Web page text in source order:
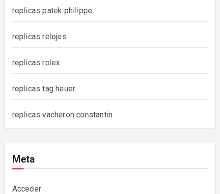
replicas patek philippe
replicas relojes
replicas rolex
replicas tag heuer
replicas vacheron constantin
Meta
Acceder